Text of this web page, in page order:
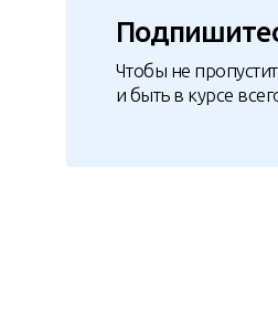
Чтобы не
и быть в курсе